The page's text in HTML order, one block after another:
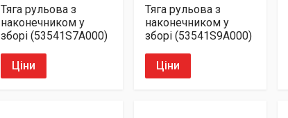
Тяга рульова з
наконечником у
зборі (53541S7A000)
Ціни
Тяга рульова з
наконечником у
зборі (53541S9A000)
Ціни